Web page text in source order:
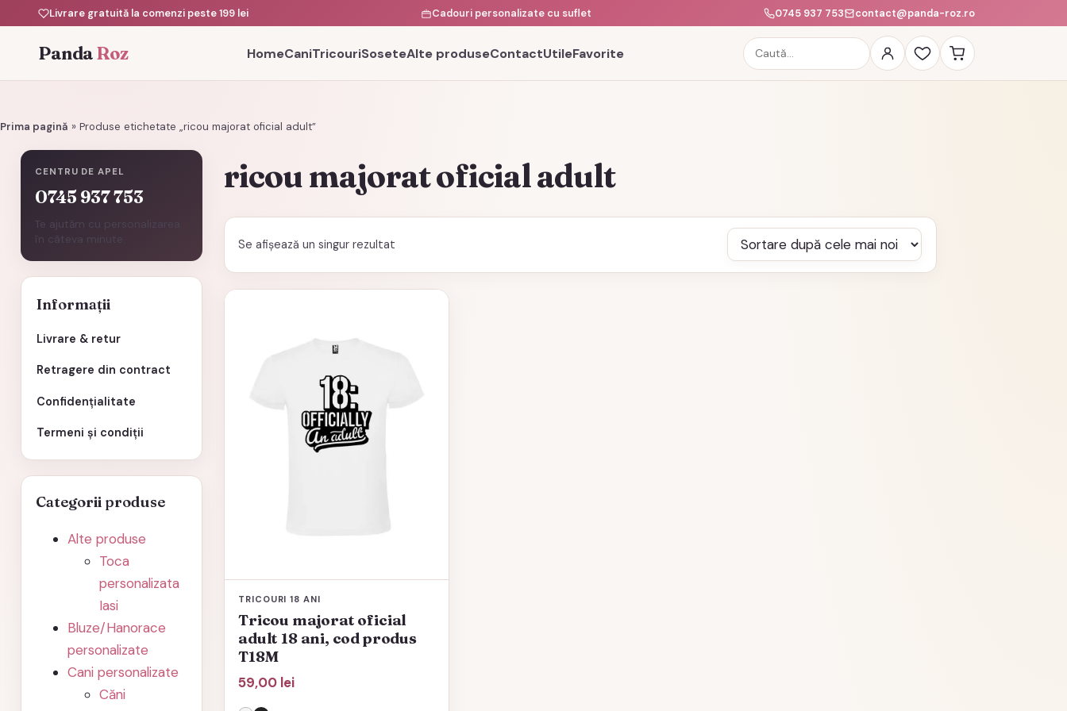
Livrare gratuită la comenzi peste 199 lei Cadouri personalizate cu suflet 0745 937 753 contact@panda-roz.ro
PandaRoz HomeCaniTricouriSoseteAlte produseContactUtileFavorite
Caută
produse
Prima pagină » Produse etichetate „ricou majorat oficial adult”
CENTRU DE APEL
0745 937 753
Te ajutăm cu personalizarea
în câteva minute.
Informații
Livrare & retur
Retragere din contract
Confidențialitate
Termeni și condiții
Categorii produse
Alte produse
Toca
personalizata
Iasi
Bluze/Hanorace
personalizate
Cani personalizate
Căni
ricou majorat oficial adult
Se afișează un singur rezultat
TRICOURI 18 ANI
Tricou majorat oficial
adult 18 ani, cod produs
T18M
59,00 lei
Acest